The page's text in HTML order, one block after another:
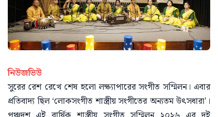
নিউজভিউ
সুরের রেশ রেখে শেষ হলো লক্ষ্যাপারের সংগীত সম্মিলন। এবার
প্রতিবাদ্য ছিল ‘লোকসংগীত শাস্ত্রীয় সংগীতের অন্যতম উৎসধারা’।